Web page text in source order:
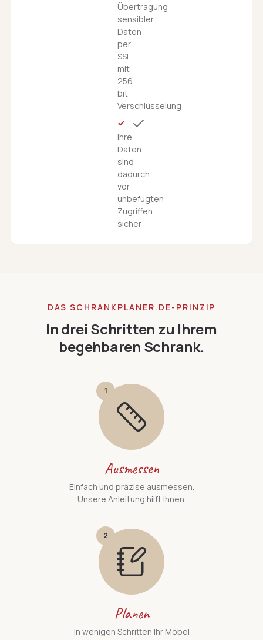
Übertragung
sensibler
Daten
per
SSL
mit
256
bit
Verschlüsselung
Ihre
Daten
sind
dadurch
vor
unbefugten
Zugriffen
sicher
DAS SCHRANKPLANER.DE-PRINZIP
In drei Schritten zu Ihrem
begehbaren Schrank.
1
Ausmessen
Einfach und präzise ausmessen.
Unsere Anleitung hilft Ihnen.
2
Planen
In wenigen Schritten Ihr Möbel